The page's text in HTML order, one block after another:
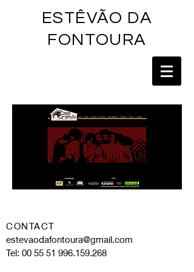
ESTÊVÃO DA
FONTOU RA
CONTACT
estevaodafontoura@gmail.com
Tel: 00 55 51 996.159.268